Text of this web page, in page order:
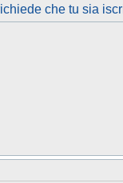
che tu sia